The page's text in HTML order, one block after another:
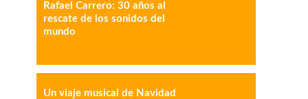
IMPRESIÓN COPY URL
Rafael Carrero: 30 años al
rescate de los sonidos del
mundo
Un viaje musical de Navidad